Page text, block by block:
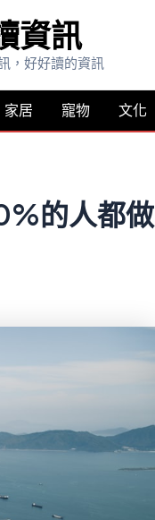
資訊
，好好讀的資訊
家居 寵物 文化
的人都做